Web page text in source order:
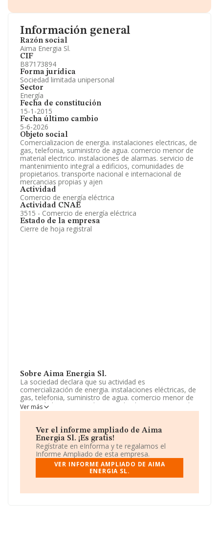
Información general
Razón social
Aima Energia Sl.
CIF
B87173894
Forma jurídica
Sociedad limitada unipersonal
Sector
Energía
Fecha de constitución
15-1-2015
Fecha último cambio
5-6-2026
Objeto social
Comercializacion de energia. instalaciones electricas, de
gas, telefonia, suministro de agua. comercio menor de
material electrico. instalaciones de alarmas. servicio de
mantenimiento integral a edificios, comunidades de
propietarios. transporte nacional e internacional de
mercancias propias y ajen
Actividad
Comercio de energía eléctrica
Actividad CNAE
3515 - Comercio de energía eléctrica
Estado de la empresa
Cierre de hoja registral
Sobre Aima Energia Sl.
La sociedad declara que su actividad es
comercialización de energia. instalaciones eléctricas, de
gas, telefonia, suministro de agua. comercio menor de
material electrico. instalaciones de alarmas. servicio de
mantenimiento integral a edificios, comunidades de
mercancías propias y ajen. La sociedad está inscrita en
el Registro Mercantil como Sociedad Limitada. Su CNAE
corresponde a 3515 con código 'Producción de energía
hidroeléctrica'. La compañía no tiene actividad en
mercados exteriores.
La sociedadAima Energia S.L, con número de
Calle Velazquez núm. 59 1 Plt D, (28001), Madrid,
Ver más
Ver el informe ampliado de Aima
Energia Sl. ¡Es gratis!
Regístrate en eInforma y te regalamos el
Informe Ampliado de esta empresa.
VER INFORME AMPLIADO DE AIMA
ENERGIA SL.
Información oficial y registral complementaria.